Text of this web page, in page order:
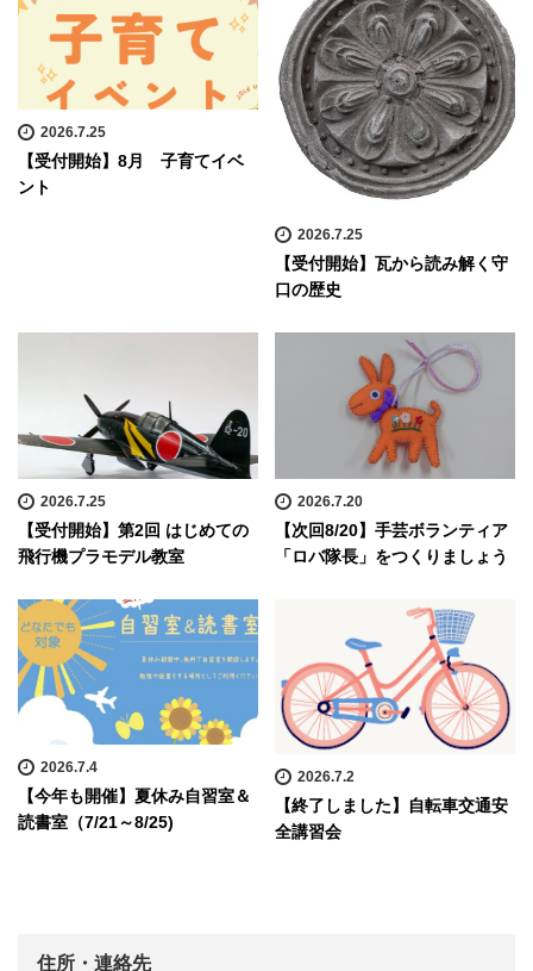
2026.7.25
【受付開始】8月 子育てイベ
ント
2026.7.25
【受付開始】瓦から読み解く守
口の歴史
2026.7.25
【受付開始】第2回 はじめての
飛行機プラモデル教室
2026.7.20
【次回8/20】手芸ボランティア
「ロバ隊長」をつくりましょう
2026.7.4
【今年も開催】夏休み自習室＆
読書室（7/21～8/25)
2026.7.2
【終了しました】自転車交通安
全講習会
住所・連絡先